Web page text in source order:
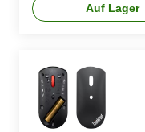
Auf Lager